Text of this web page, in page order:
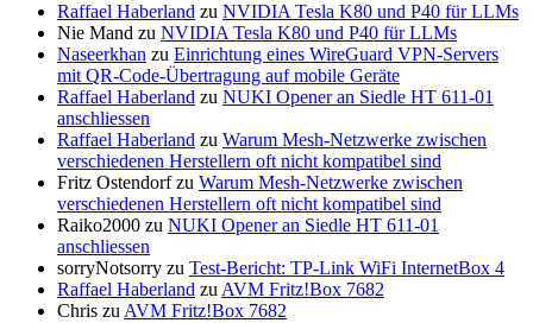
Raffael Haberland zu NVIDIA Tesla K80 und P40 für LLMs
Nie Mand zu NVIDIA Tesla K80 und P40 für LLMs
Naseerkhan zu Einrichtung eines WireGuard VPN-Servers
mit QR-Code-Übertragung auf mobile Geräte
Raffael Haberland zu NUKI Opener an Siedle HT 611-01
anschliessen
Raffael Haberland zu Warum Mesh-Netzwerke zwischen
verschiedenen Herstellern oft nicht kompatibel sind
Fritz Ostendorfzu Warum Mesh-Netzwerke zwischen
verschiedenen Herstellern oft nicht kompatibel sind
Raiko2000 zu NUKI Opener an Siedle HT 611-01
anschliessen
sorryNotsorry zu Test-Bericht: TP-Link WiFi InternetBox 4
Raffael Haberland zu AVM Fritz!Box 7682
Chris zu AVM Fritz!Box 7682